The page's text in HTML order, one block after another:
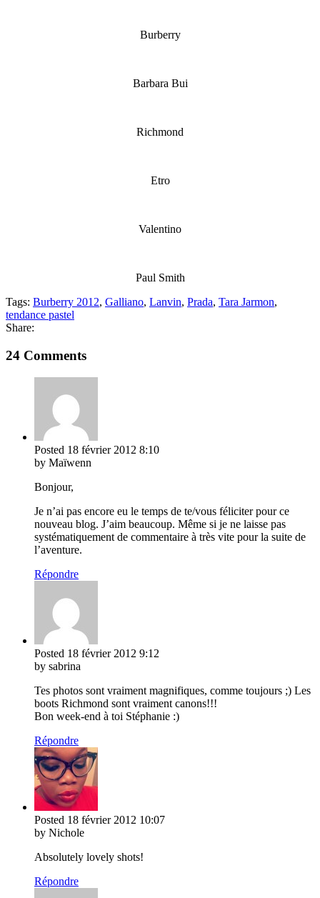
Burberry
Barbara Bui
Richmond
Etro
Valentino
Paul Smith
Tags: Burberry 2012, Galliano, Lanvin, Prada, Tara Jarmon,
tendance pastel
Share:
24 Comments
Posted 18 février 2012 8:10
by Maïwenn
Bonjour,
Je n’ai pas encore eu le temps de te/vous féliciter pour ce
nouveau blog. J’aim beaucoup. Même si je ne laisse pas
systématiquement de commentaire à très vite pour la suite de
l’aventure.
Répondre
Posted 18 février 2012 9:12
by sabrina
Tes photos sont vraiment magnifiques, comme toujours ;) Les
boots Richmond sont vraiment canons!!!
Bon week-end à toi Stéphanie :)
Répondre
Posted 18 février 2012 10:07
by Nichole
Absolutely lovely shots!
Répondre